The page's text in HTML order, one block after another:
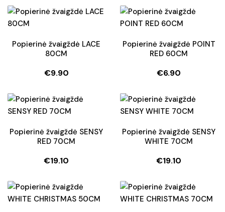
Popierinė žvaigždė LACE
80CM
€9.90
Popierinė žvaigždė POINT
RED 60CM
€6.90
Popierinė žvaigždė SENSY
RED 70CM
€19.10
Popierinė žvaigždė SENSY
WHITE 70CM
€19.10